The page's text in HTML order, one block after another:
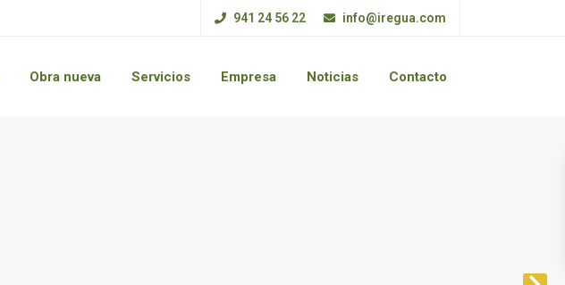
941 24 56 22 info@iregua.com
Obra nueva Servicios Empresa Noticias Contacto